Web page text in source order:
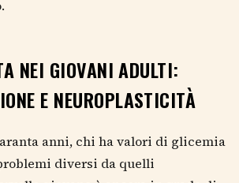
NEI GIOVANI ADULTI:
E NEUROPLASTICITÀ
anni, chi ha valori di glicemia
diversi da quelli